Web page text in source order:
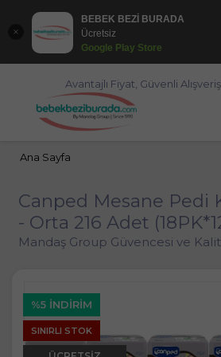
BEBEK BEZİ BURADA
Ücretsiz
Google Play Store
Avantajlı Fiyat, Güvenli
Ana Sayfa
Canped Mesane Pedi
- Orta 216 Adet
Mandaş Group Güvencesi ve
%5 İNDIRIM
SINIRLI STOK